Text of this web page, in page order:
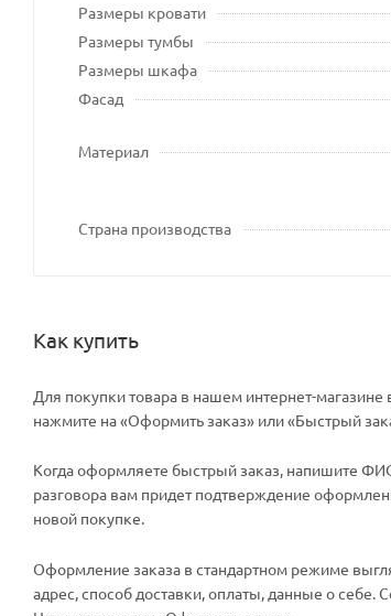
Размеры кровати
Размеры тумбы
Размеры шкафа
Фасад
Материал
Страна производства
Как купить
Для покупки товара в нашем интернет-
нажмите на «Оформить заказ» или «Быстрый
Когда оформляете быстрый заказ, напишите
разговора вам придет подтверждение
новой покупке.
Оформление заказа в стандартном режиме
адрес, способ доставки, оплаты, данные о себе.